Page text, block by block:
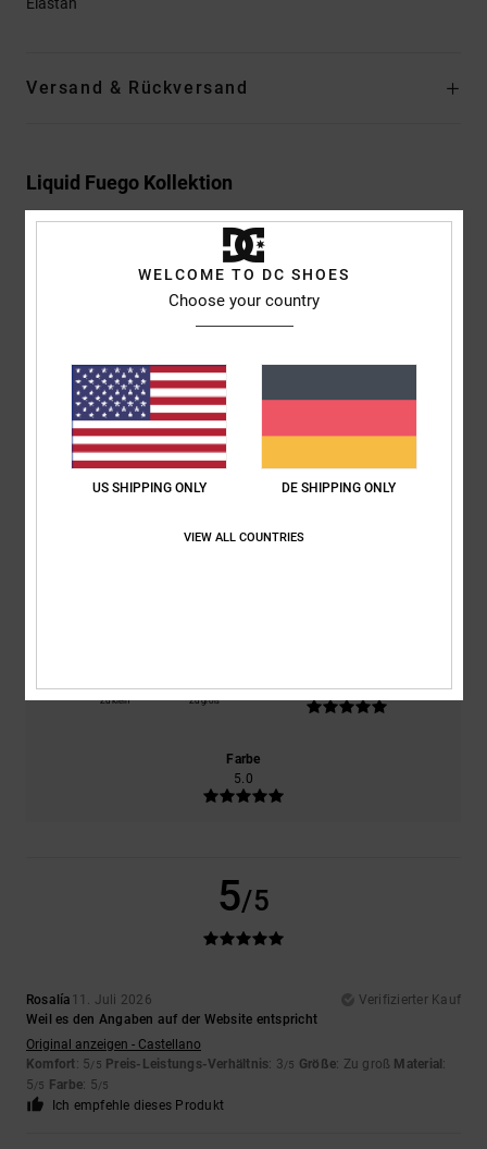
Versand & Rückversand
Liquid Fuego Kollektion
Kundenbewertungen
Durchschnittliche Bewertung
5.0/5
Zu klein Zu groß
5.0
Farbe
5.0
5/5
Rosalía 11. Juli 2026
Verifizierter Kauf
Weil es den Angaben auf der Website entspricht
Original anzeigen - Castellano
Komfort: 5/5 Preis-Leistungs-Verhältnis: 3/5 Größe: Zu groß Material :
5/5 Farbe: 5/5
Ich empfehle dieses Produkt
WELCOME TO DC SHOES
Choose your country
US SHIPPING ONLY DE SHIPPING ONLY
VIEW ALL COUNTRIES